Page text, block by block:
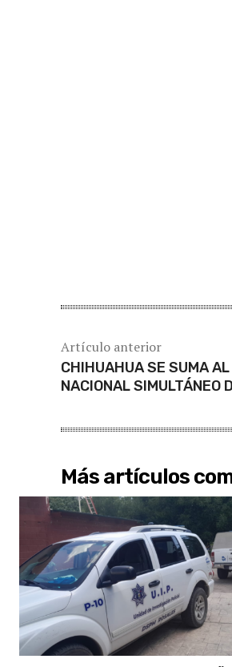
Artículo anterior
CHIHUAHUA SE SUMA
NACIONAL SIMULTÁNEO
Más artículos